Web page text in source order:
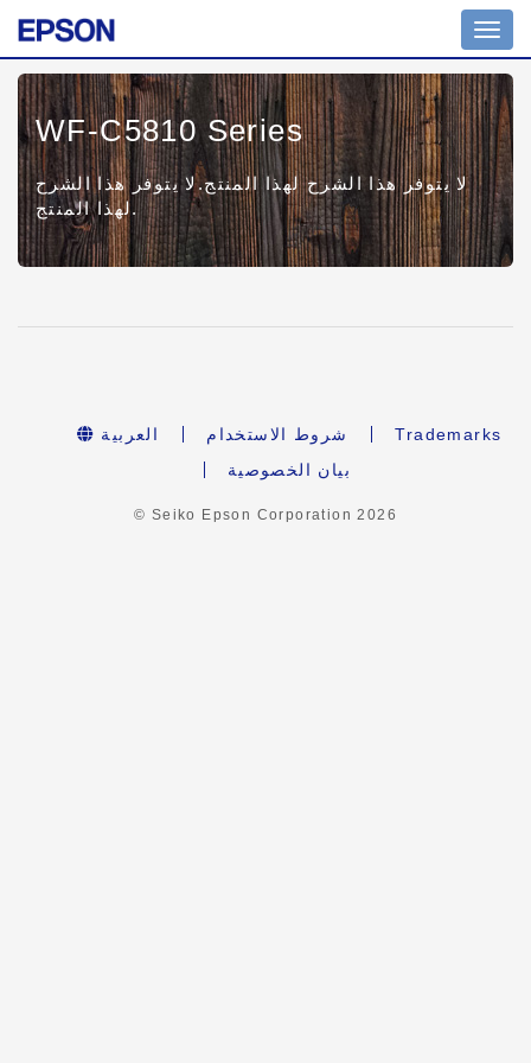
WF-C5810 Series
لا يتوفر هذا الشرح لهذا المنتج.لا يتوفر هذا الشرح
لهذا المنتج.
العربية شروط الاستخدام
Trademarks
بيان الخصوصية
© Seiko Epson Corporation2026